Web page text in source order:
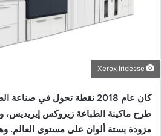
كان عام 2018 نقطة تحول في
طرح ماكينة الطباعة زيروكس إيريديس،
مزودة بستة ألوان على مستوى العالم.